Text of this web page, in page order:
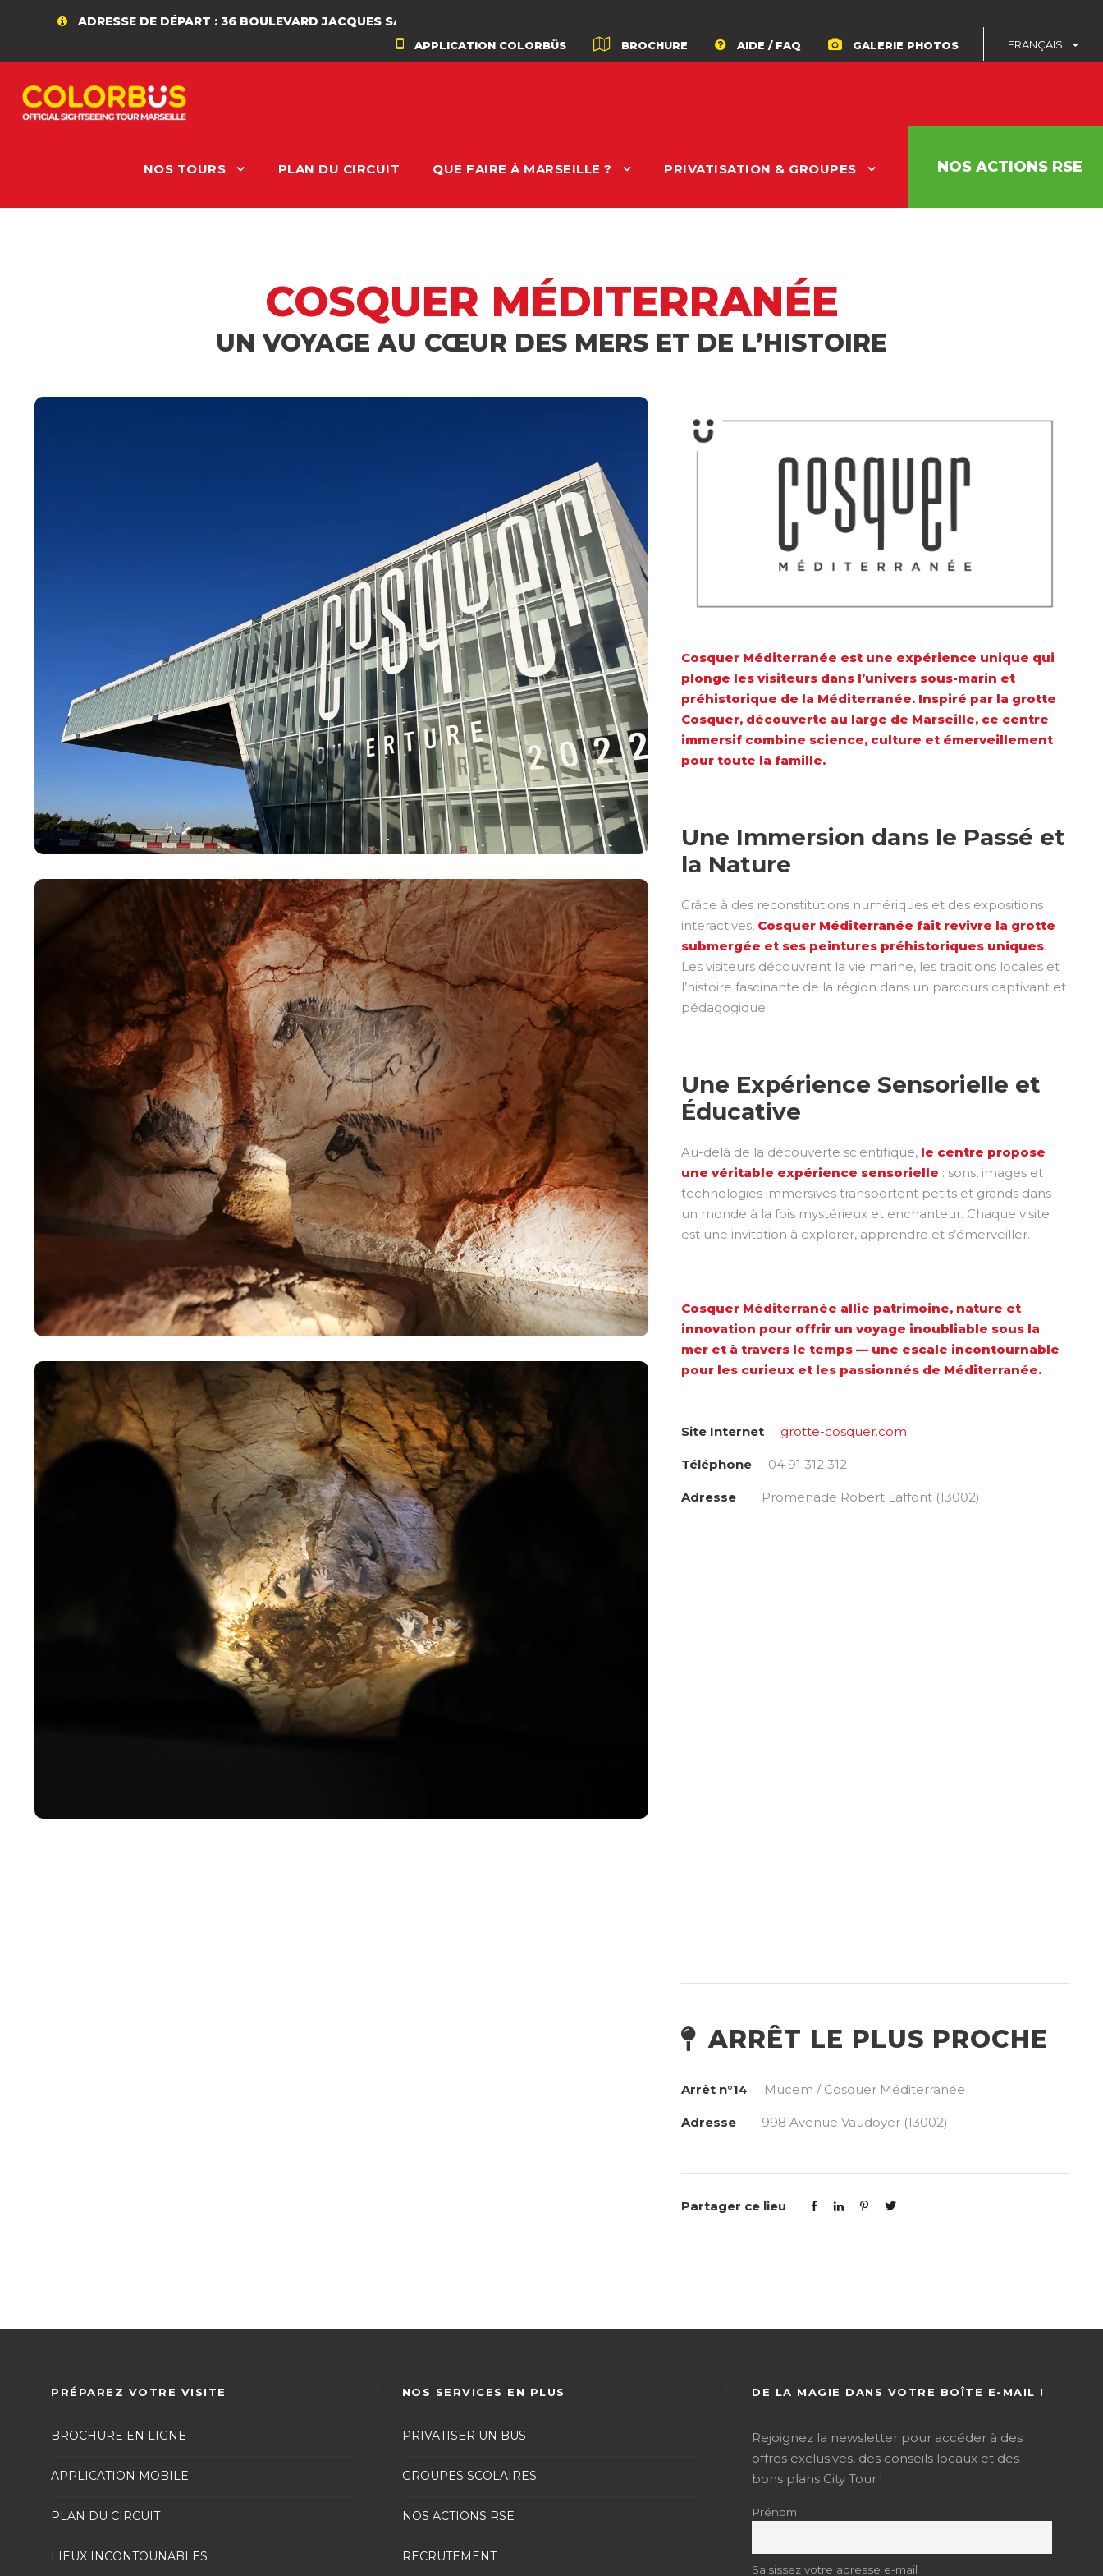
ADRESSE DE DÉPART : 36 BOULEVARD JACQUES SAADÉ
APPLICATION COLORBÜS BROCHURE AIDE / FAQ GALERIE PHOTOS FRANÇAIS
NOS TOURS PLAN DU CIRCUIT QUE FAIRE À MARSEILLE ? PRIVATISATION & GROUPES NOS ACTIONS RSE
COSQUER MÉDITERRANÉE
UN VOYAGE AU CŒUR DES MERS ET DE L’HISTOIRE
Cosquer Méditerranée est une expérience unique qui
plonge les visiteurs dans l’univers sous-marin et
préhistorique de la Méditerranée. Inspiré par la grotte
Cosquer, découverte au large de Marseille, ce centre
immersif combine science, culture et émerveillement
pour toute la famille.
Une Immersion dans le Passé et
la Nature
Grâce à des reconstitutions numériques et des expositions
interactives, Cosquer Méditerranée fait revivre la grotte
submergée et ses peintures préhistoriques uniques.
Les visiteurs découvrent la vie marine, les traditions locales et
l’histoire fascinante de la région dans un parcours captivant et
pédagogique.
Une Expérience Sensorielle et
Éducative
Au-delà de la découverte scientifique, le centre propose
une véritable expérience sensorielle : sons, images et
technologies immersives transportent petits et grands dans
un monde à la fois mystérieux et enchanteur. Chaque visite
est une invitation à explorer, apprendre et s’émerveiller.
Cosquer Méditerranée allie patrimoine, nature et
innovation pour offrir un voyage inoubliable sous la
mer et à travers le temps — une escale incontournable
pour les curieux et les passionnés de Méditerranée.
Site Internet grotte-cosquer.com
Téléphone 04 91 312 312
Adresse Promenade Robert Laffont (13002)
ARRÊT LE PLUS PROCHE
Arrêt n°14 Mucem / Cosquer Méditerranée
Adresse 998 Avenue Vaudoyer (13002)
Partager ce lieu
PRÉPAREZ VOTRE VISITE
BROCHURE EN LIGNE
APPLICATION MOBILE
PLAN DU CIRCUIT
LIEUX INCONTOUNABLES
NOS SERVICES EN PLUS
PRIVATISER UN BUS
GROUPES SCOLAIRES
NOS ACTIONS RSE
RECRUTEMENT
DE LA MAGIE DANS VOTRE BOÎTE E-MAIL !
Rejoignez la newsletter pour accéder à des
offres exclusives, des conseils locaux et des
bons plans City Tour !
Prénom
Saisissez votre adresse e-mail